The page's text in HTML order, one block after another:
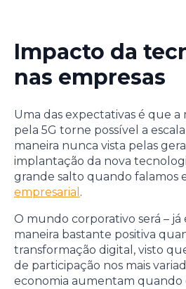
Impacto da
nas empresas
Uma das expectativas é que
pela 5G torne possível a
maneira nunca vista pelas
implantação da nova
grande salto quando falamos
empresarial .
O mundo corporativo será – já
maneira bastante positiva
transformação digital, visto
de participação nos mais
economia aumentam quando